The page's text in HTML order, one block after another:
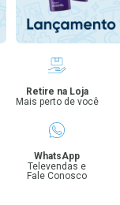
Retire na Loja
Mais perto de você
WhatsApp
Televendas e
Fale Conosco